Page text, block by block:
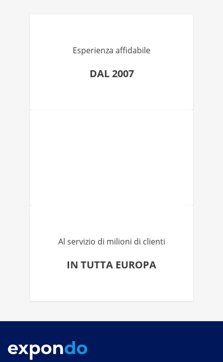
Esperienza affidabile
DAL 2007
Al servizio di milioni di clienti
IN TUTTA EUROPA